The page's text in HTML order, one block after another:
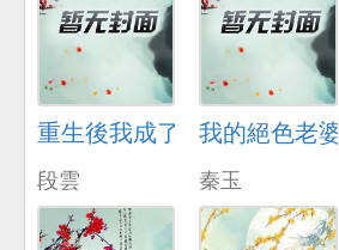
重生後我成了脩理工
段雲
我的絕色老婆
秦玉